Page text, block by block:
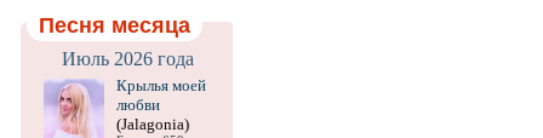
Песня месяца
Июль 2026 года
Крылья моей
любви
(Jalagonia)